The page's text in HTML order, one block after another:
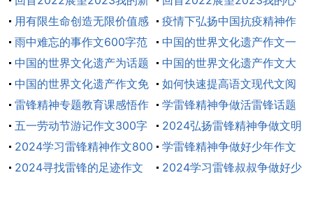
生命是宝贵的，我一定爱护生命，让生命绽放光
彩。
热爱生命用有限生命创造无限价值感悟生命的价值
作文范文二
我常想，生命是什么样的?
生命是是由时间组成的，也是短暂的，平均每人寿
年愿望作文五篇
愿作文五篇
用有限生命创造无限价值感
悟作文10篇
疫情下弘扬中国抗疫精神作
文10篇
雨中难忘的事作文600字范
文五篇
中国的世界文化遗产作文一
等奖
中国的世界文化遗产为话题
作文
中国的世界文化遗产作文大
全
中国的世界文化遗产作文免
费
如何快速提高语文现代文阅
读能力
雷锋精神专题教育课感悟作
文400字
学雷锋精神争做活雷锋话题
作文
五一劳动节游记作文300字
2024弘扬雷锋精神争做文明
新人作文500字
2024学习雷锋精神作文800
字
学雷锋精神争做好少年作文
500字
2024寻找雷锋的足迹作文
2024学习雷锋叔叔争做好少